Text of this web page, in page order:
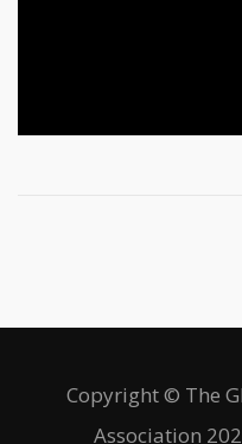
Copyright © The
Association